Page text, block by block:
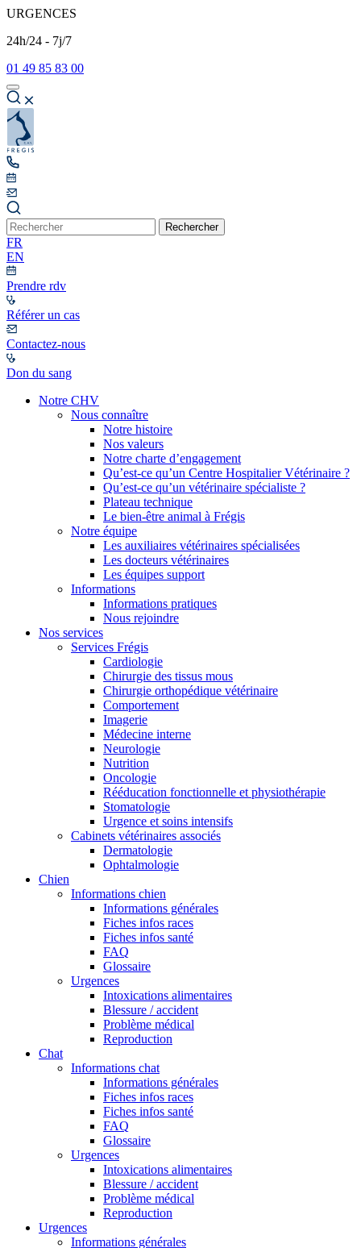
URGENCES
24h/24 - 7j/7
01 49 85 83 00
Rechercher
FR
EN
Prendre rdv
Référer un cas
Contactez-nous
Don du sang
Notre CHV
Nous connaître
Notre histoire
Nos valeurs
Notre charte d’engagement
Qu’est-ce qu’un Centre Hospitalier Vétérinaire ?
Qu’est-ce qu’un vétérinaire spécialiste ?
Plateau technique
Le bien-être animal à Frégis
Notre équipe
Les auxiliaires vétérinaires spécialisées
Les docteurs vétérinaires
Les équipes support
Informations
Informations pratiques
Nous rejoindre
Nos services
Services Frégis
Cardiologie
Chirurgie des tissus mous
Chirurgie orthopédique vétérinaire
Comportement
Imagerie
Médecine interne
Neurologie
Nutrition
Oncologie
Rééducation fonctionnelle et physiothérapie
Stomatologie
Urgence et soins intensifs
Cabinets vétérinaires associés
Dermatologie
Ophtalmologie
Chien
Informations chien
Informations générales
Fiches infos races
Fiches infos santé
FAQ
Glossaire
Urgences
Intoxications alimentaires
Blessure / accident
Problème médical
Reproduction
Chat
Informations chat
Informations générales
Fiches infos races
Fiches infos santé
FAQ
Glossaire
Urgences
Intoxications alimentaires
Blessure / accident
Problème médical
Reproduction
Urgences
Informations générales